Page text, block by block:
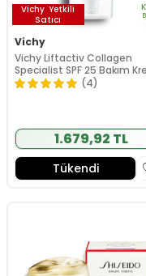
Vichy Yetkili
Satıcı
Vichy
Vichy Liftactiv Collagen
Specialist SPF 25 Bakım
50 ml
(4)
1.679,92 TL
Tükendi